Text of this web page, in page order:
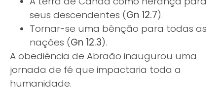
seus descendentes (Gn 12.7).
Tornar-se uma bênção para todas as
nações (Gn 12.3).
A obediência de Abraão inaugurou uma
jornada de fé que impactaria toda a
humanidade.